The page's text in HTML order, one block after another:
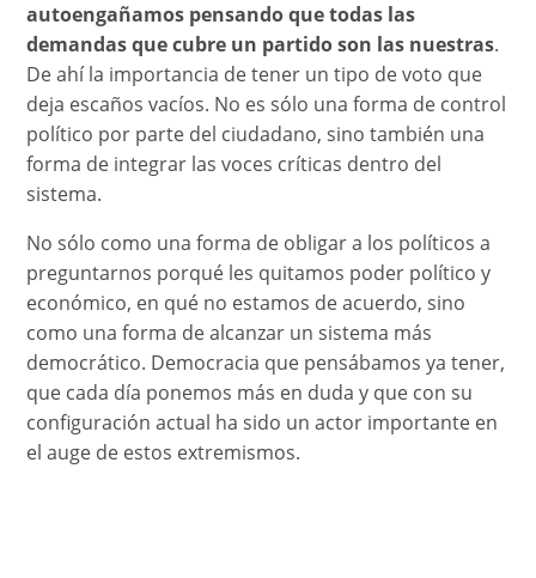
autoengañamos pensando que todas las
demandas que cubre un partido son las nuestras.
De ahí la importancia de tener un tipo de voto que
deja escaños vacíos. No es sólo una forma de control
político por parte del ciudadano, sino también una
forma de integrar las voces críticas dentro del
sistema.
No sólo como una forma de obligar a los políticos a
preguntarnos porqué les quitamos poder político y
económico, en qué no estamos de acuerdo, sino
como una forma de alcanzar un sistema más
democrático. Democracia que pensábamos ya tener,
que cada día ponemos más en duda y que con su
conﬁguración actual ha sido un actor importante en
el auge de estos extremismos.